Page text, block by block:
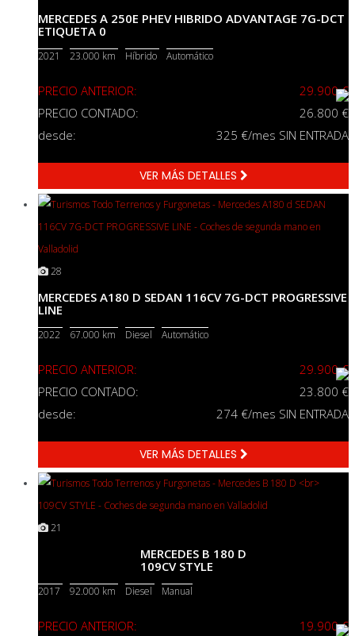
MERCEDES A 250E PHEV HIBRIDO ADVANTAGE 7G-DCT
ETIQUETA 0
2021 23.000 km Híbrido Automático
PRECIO ANTERIOR:
29.900 €
PRECIO CONTADO:
26.800 €
desde:
325 €/mes SIN ENTRADA
VER MÁS DETALLES
28
MERCEDES A180 D SEDAN 116CV 7G-DCT PROGRESSIVE
LINE
2022 67.000 km Diesel Automático
PRECIO ANTERIOR:
29.900 €
PRECIO CONTADO:
23.800 €
desde:
274 €/mes SIN ENTRADA
VER MÁS DETALLES
21
MERCEDES B 180 D
109CV STYLE
2017 92.000 km Diesel Manual
PRECIO ANTERIOR:
19.900 €